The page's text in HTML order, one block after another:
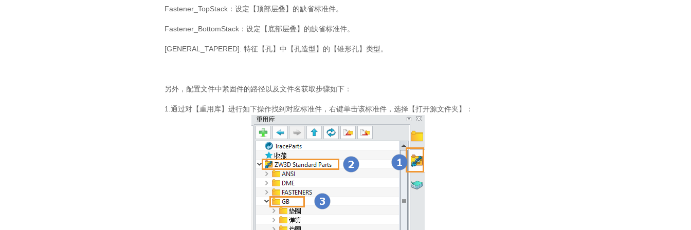
Fastener_TopStack ：设定【顶部层叠】的缺省标准件。
Fastener_BottomStack ：设定【底部层叠】的缺省标准件。
[GENERAL_TAPERED]: 特征【孔】中【孔造型】的【锥形孔】类型。
另外，配置文件中紧固件的路径以及文件名获取步骤如下：
1. 通过对【重用库】进行如下操作找到对应标准件，右键单击该标准件，选择【打开源文件夹】：